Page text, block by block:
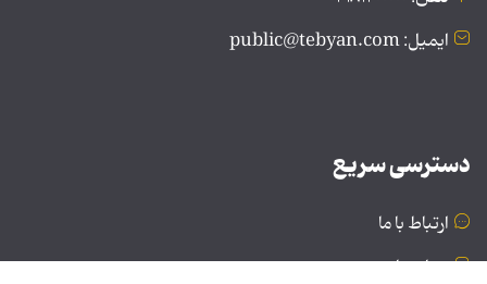
ایمیل: public@tebyan.com
دسترسی سریع
ارتباط با ما
درباره ما